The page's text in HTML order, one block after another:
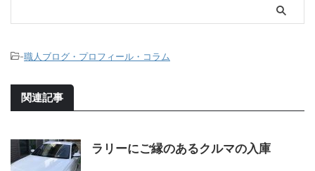
-職人ブログ・プロフィール・コラム
関連記事
ラリーにご縁のあるクルマの入庫